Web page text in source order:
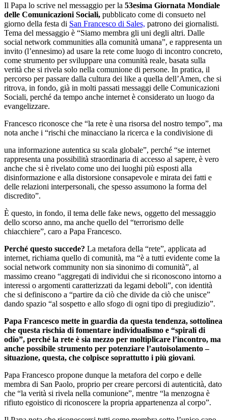
Il Papa lo scrive nel messaggio per la 53esima Giornata Mondiale
delle Comunicazioni Sociali, pubblicato come di consueto nel
giorno della festa di San Francesco di Sales, patrono dei giornalisti.
Tema del messaggio è “Siamo membra gli uni degli altri. Dalle
social network communities alla comunità umana”, e rappresenta un
invito (l’ennesimo) ad usare la rete come luogo di incontro concreto,
come strumento per sviluppare una comunità reale, basata sulla
verità che si rivela solo nella comunione di persone. In pratica, il
percorso per passare dalla cultura dei like a quella dell’Amen, che si
ritrova, in fondo, già in molti passati messaggi delle Comunicazioni
Sociali, perché da tempo anche internet è considerato un luogo da
evangelizzare.
Francesco riconosce che “la rete è una risorsa del nostro tempo”, ma
nota anche i “rischi che minacciano la ricerca e la condivisione di
una informazione autentica su scala globale”, perché “se internet
rappresenta una possibilità straordinaria di accesso al sapere, è vero
anche che si è rivelato come uno dei luoghi più esposti alla
disinformazione e alla distorsione consapevole e mirata dei fatti e
delle relazioni interpersonali, che spesso assumono la forma del
discredito”.
È questo, in fondo, il tema delle fake news, oggetto del messaggio
dello scorso anno, ma anche quello del “terrorismo delle
chiacchiere”, caro a Papa Francesco.
Perché questo succede? La metafora della “rete”, applicata ad
internet, richiama quello di comunità, ma “è a tutti evidente come la
social network community non sia sinonimo di comunità”, al
massimo creano “aggregati di individui che si riconoscono intorno a
interessi o argomenti caratterizzati da legami deboli”, con identità
che si definiscono a “partire da ciò che divide da ciò che unisce”
dando spazio “al sospetto e allo sfogo di ogni tipo di pregiudizio”.
Papa Francesco mette in guardia da questa tendenza, sottolinea
che questa rischia di fomentare individualismo e “spirali di
odio”, perché la rete è sia mezzo per moltiplicare l’incontro, ma
anche possibile strumento per potenziare l’autoisolamento –
situazione, questa, che colpisce soprattutto i più giovani.
Papa Francesco propone dunque la metafora del corpo e delle
membra di San Paolo, proprio per creare percorsi di autenticità, dato
che “la verità si rivela nella comunione”, mentre “la menzogna è
rifiuto egoistico di riconoscere la propria appartenenza al corpo”.